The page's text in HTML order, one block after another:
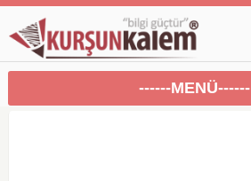
------MENÜ------